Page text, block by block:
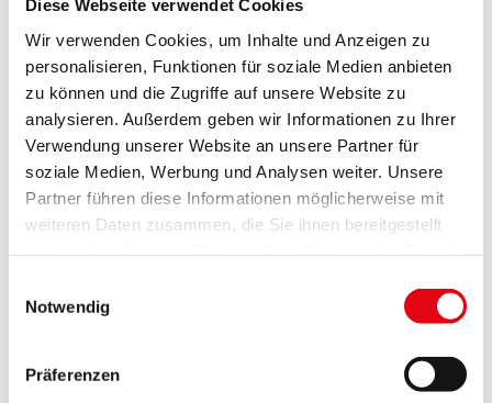
Diese Webseite verwendet Cookies
Wir verwenden Cookies, um Inhalte und Anzeigen zu
personalisieren, Funktionen für soziale Medien anbieten
zu können und die Zugriffe auf unsere Website zu
analysieren. Außerdem geben wir Informationen zu Ihrer
Verwendung unserer Website an unsere Partner für
soziale Medien, Werbung und Analysen weiter. Unsere
Partner führen diese Informationen möglicherweise mit
weiteren Daten zusammen, die Sie ihnen bereitgestellt
Notwendig
Präferenzen
in entsprechenden Zeitabständen und in der
richtigen Dosierung nötig.“
Matthias Grün, Geschäftsführer der Esterhazy
Betriebe GmbH: „Die Schilfernte ist insgesamt
rückläufig und konzentriert sich derzeit auf die
landseitigen Teile des Schilfgürtels. Dennoch ist es
wichtig, dass die Ernte in den bewirtschafteten
einer Schädigung von Schilfbeständen nicht so sehr
sondern mehr von der Art ab, wie diese Maschinen
eingesetzt werden. Im Projekt wurden die Best